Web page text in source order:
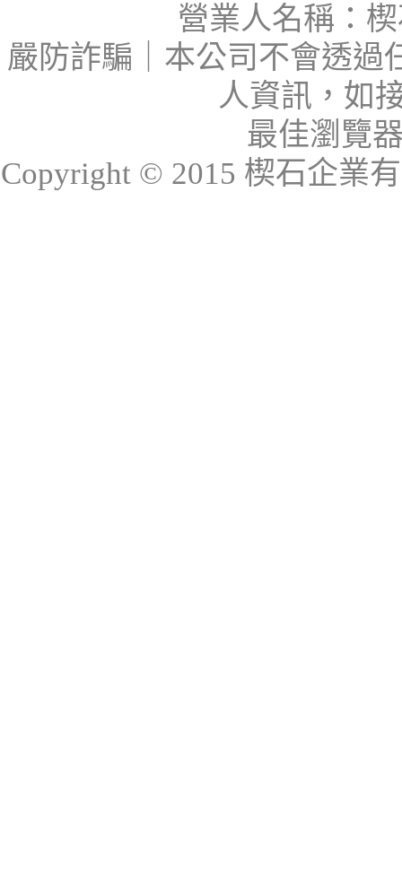
營業人名稱：
嚴防詐騙｜本公司不會透過
人資訊，如
最佳瀏覽
Copyright © 2015 楔石企業